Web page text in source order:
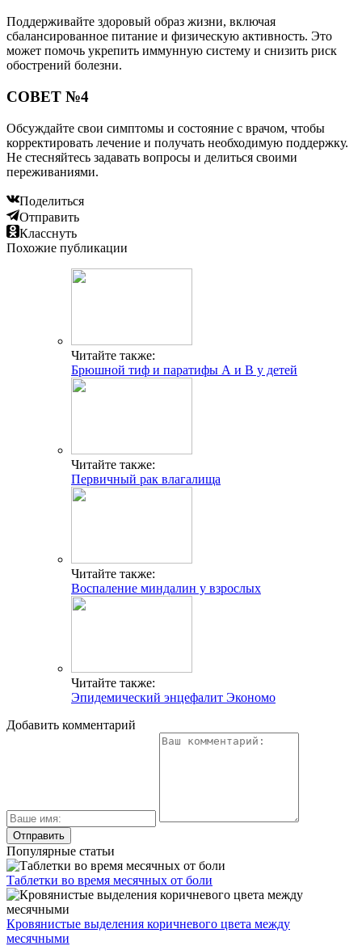
Поддерживайте здоровый образ жизни, включая
сбалансированное питание и физическую активность. Это
может помочь укрепить иммунную систему и снизить риск
обострений болезни.
СОВЕТ №4
Обсуждайте свои симптомы и состояние с врачом, чтобы
корректировать лечение и получать необходимую поддержку.
Не стесняйтесь задавать вопросы и делиться своими
переживаниями.
Поделиться
Отправить
Класснуть
Похожие публикации
Читайте также:
Брюшной тиф и паратифы А и В у детей
Читайте также:
Первичный рак влагалища
Читайте также:
Воспаление миндалин у взрослых
Читайте также:
Эпидемический энцефалит Экономо
Добавить комментарий
Популярные статьи
Таблетки во время месячных от боли
Кровянистые выделения коричневого цвета между
месячными